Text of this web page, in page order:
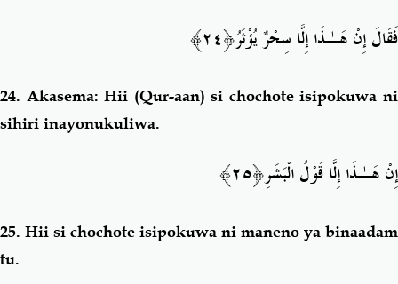
فَقَالَ إِنْ هَـٰذَا إِلَّا سِحْرٌ يُؤْثَرُ﴿٢٤﴾
24. Akasema: Hii (Qur-aan) si chochote isipokuwa ni
sihiri inayonukuliwa.
إِنْ هَـٰذَا إِلَّا قَوْلُ الْبَشَرِ﴿٢٥﴾
25. Hii si chochote isipokuwa ni maneno ya binaadam
tu.